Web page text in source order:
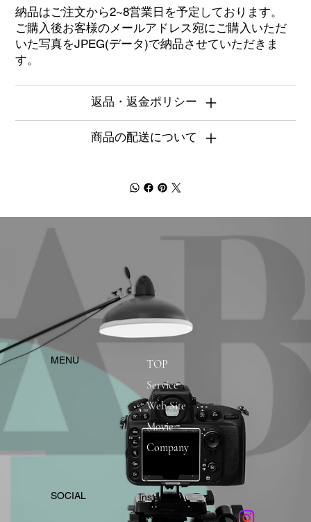
納品はご注文から2~8営業日を予定しております。
ご購入後お客様のメールアドレス宛にご購入いただ
いた写真をJPEG(データ)で納品させていただきま
す。
返品・返金ポリシー
商品の配送について
​MENU
TOP
Service
Web Site
Movie
Company
​SOCIAL
Instagram
​Facebook